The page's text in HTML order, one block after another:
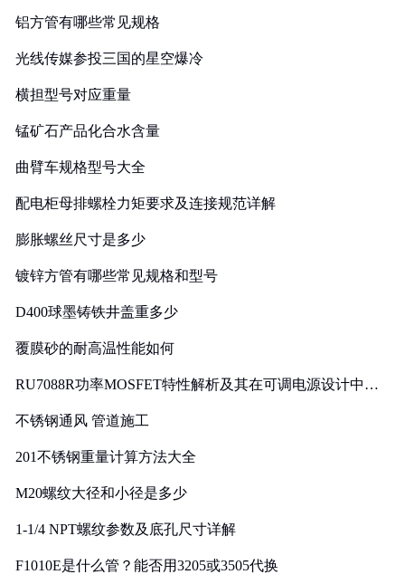
铝方管有哪些常见规格
光线传媒参投三国的星空爆冷
横担型号对应重量
锰矿石产品化合水含量
曲臂车规格型号大全
配电柜母排螺栓力矩要求及连接规范详解
膨胀螺丝尺寸是多少
镀锌方管有哪些常见规格和型号
D400球墨铸铁井盖重多少
覆膜砂的耐高温性能如何
RU7088R功率MOSFET特性解析及其在可调电源设计中的
不锈钢通风 管道施工
201不锈钢重量计算方法大全
M20螺纹大径和小径是多少
1-1/4 NPT螺纹参数及底孔尺寸详解
F1010E是什么管？能否用3205或3505代换